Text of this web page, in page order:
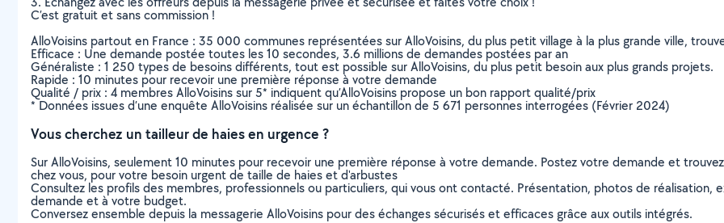
C’est gratuit et sans commission !
AlloVoisins partout en France : 35 000 communes représentées sur AlloVoisins, du plus petit village à la plus grande ville,
Efficace : Une demande postée toutes les 10 secondes, 3.6 millions de demandes postées par an
Généraliste : 1 250 types de besoins différents, tout est possible sur AlloVoisins, du plus petit besoin aux plus grands projets.
Rapide : 10 minutes pour recevoir une première réponse à votre demande
Qualité / prix : 4 membres AlloVoisins sur 5* indiquent qu’AlloVoisins propose un bon rapport qualité/prix
* Données issues d’une enquête AlloVoisins réalisée sur un échantillon de 5 671 personnes interrogées (Février 2024)
Vous cherchez un tailleur de haies en urgence ?
Sur AlloVoisins, seulement 10 minutes pour recevoir une première réponse à votre demande. Postez votre demande et
chez vous, pour votre besoin urgent de taille de haies et d'arbustes
Consultez les profils des membres, professionnels ou particuliers, qui vous ont contacté. Présentation, photos de réalisation,
demande et à votre budget.
Conversez ensemble depuis la messagerie AlloVoisins pour des échanges sécurisés et efficaces grâce aux outils intégrés.